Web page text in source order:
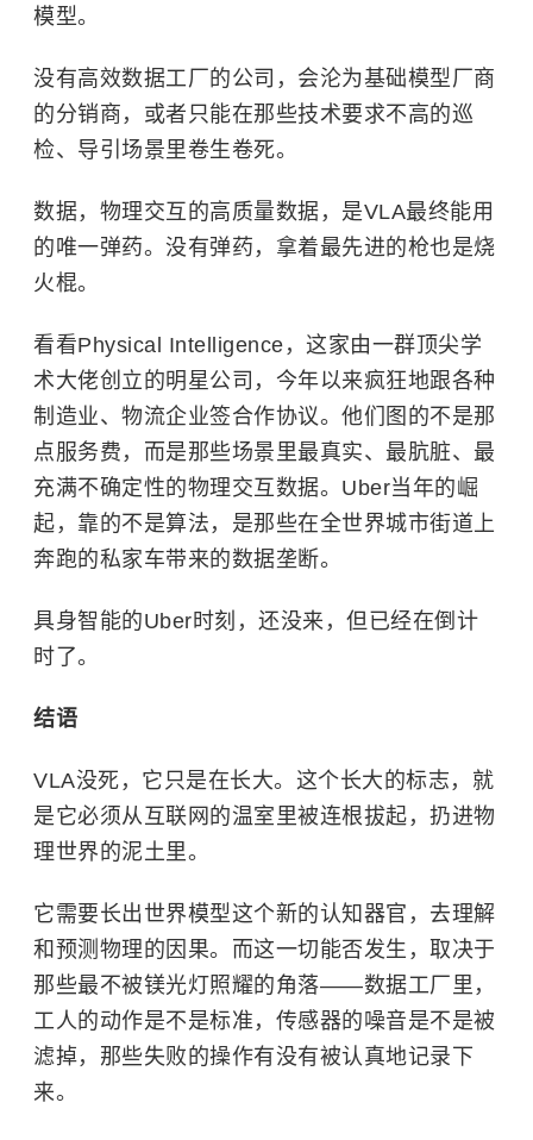
模型。
没有高效数据工厂的公司，会沦为基础模型厂商
的分销商，或者只能在那些技术要求不高的巡
检、导引场景里卷生卷死。
数据，物理交互的高质量数据，是VLA最终能用
的唯一弹药。没有弹药，拿着最先进的枪也是烧
火棍。
看看Physical Intelligence，这家由一群顶尖学
术大佬创立的明星公司，今年以来疯狂地跟各种
制造业、物流企业签合作协议。他们图的不是那
点服务费，而是那些场景里最真实、最肮脏、最
充满不确定性的物理交互数据。Uber当年的崛
起，靠的不是算法，是那些在全世界城市街道上
奔跑的私家车带来的数据垄断。
具身智能的Uber时刻，还没来，但已经在倒计
时了。
结语
VLA没死，它只是在长大。这个长大的标志，就
是它必须从互联网的温室里被连根拔起，扔进物
理世界的泥土里。
它需要长出世界模型这个新的认知器官，去理解
和预测物理的因果。而这一切能否发生，取决于
那些最不被镁光灯照耀的角落——数据工厂里，
工人的动作是不是标准，传感器的噪音是不是被
滤掉，那些失败的操作有没有被认真地记录下
来。